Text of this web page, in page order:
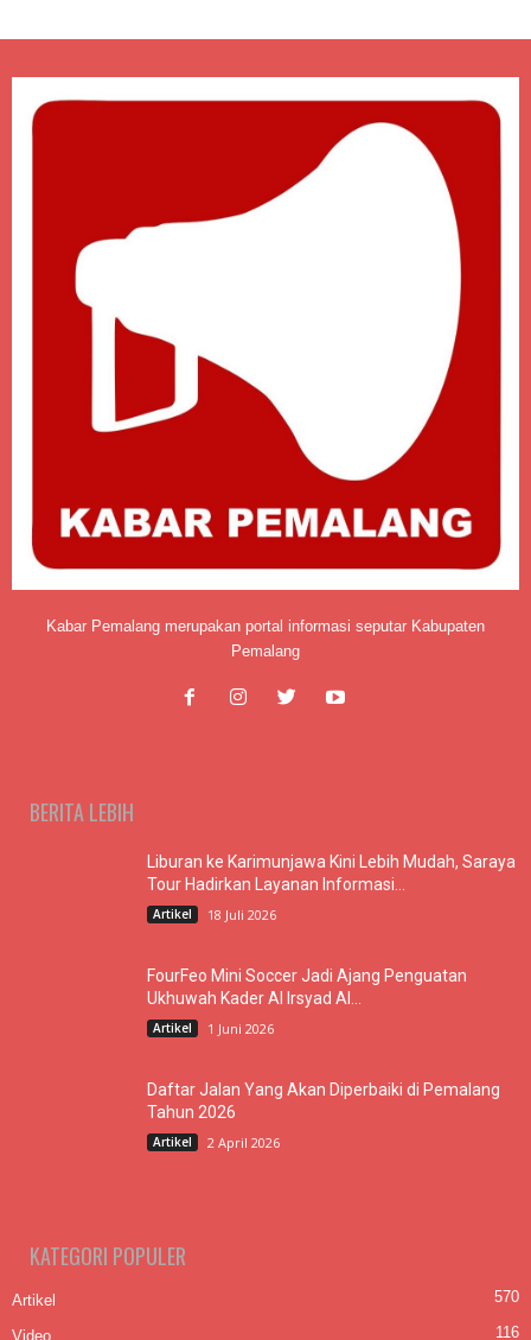
Kabar Pemalang merupakan portal informasi seputar Kabupaten
Pemalang
BERITA LEBIH
Liburan ke Karimunjawa Kini Lebih Mudah, Saraya
Tour Hadirkan Layanan Informasi...
Artikel 18 Juli 2026
FourFeo Mini Soccer Jadi Ajang Penguatan
Ukhuwah Kader Al Irsyad Al...
Artikel 1 Juni 2026
Daftar Jalan Yang Akan Diperbaiki di Pemalang
Tahun 2026
Artikel 2 April 2026
KATEGORI POPULER
Artikel 570
Video 116